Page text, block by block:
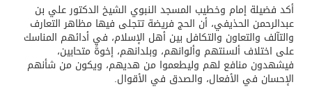
أكد فضيلة إمام وخطيب المسجد النبوي الشيخ الدكتور علي بن
عبدالرحمن الحذيفي، أن الحج فريضة تتجلى فيها مظاهر التعارف
والتآلف والتعاون والتكافل بين أهل الإسلام، في أدائهم المناسك
على اختلاف ألسنتهم وألوانهم، وبلدانهم، إخوةً متحابين،
فيشهدون منافع لهم وليطعموا من هديهم، ويكون من شأنهم
الإحسان في الأفعال، والصدق في الأقوال.